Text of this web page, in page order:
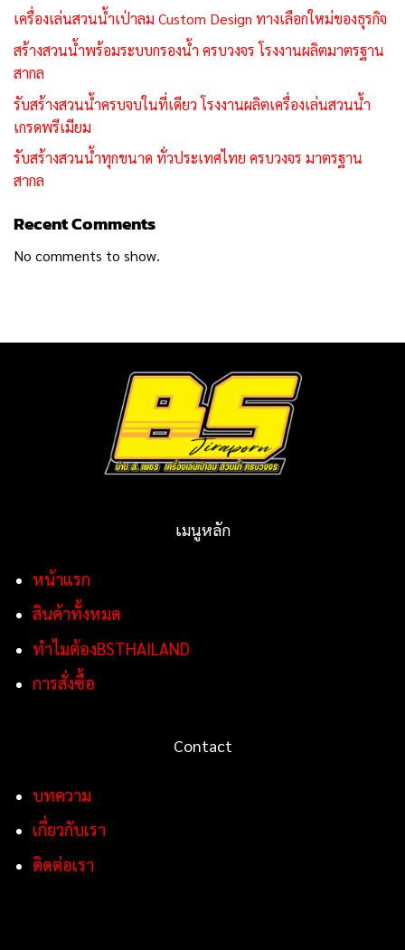
เครื่องเล่นสวนน้ำเป่าลม Custom Design ทางเลือกใหม่ของธุรกิจ
สร้างสวนน้ำพร้อมระบบกรองน้ำ ครบวงจร โรงงานผลิตมาตรฐาน
สากล
รับสร้างสวนน้ำครบจบในที่เดียว โรงงานผลิตเครื่องเล่นสวนน้ำ
เกรดพรีเมียม
รับสร้างสวนน้ำทุกขนาด ทั่วประเทศไทย ครบวงจร มาตรฐาน
สากล
Recent Comments
No comments to show.
เมนูหลัก
หน้าแรก
สินค้าทั้งหมด
ทำไมต้องBSTHAILAND
การสั่งซื้อ
Contact
บทความ
เกี่ยวกับเรา
ติดต่อเรา